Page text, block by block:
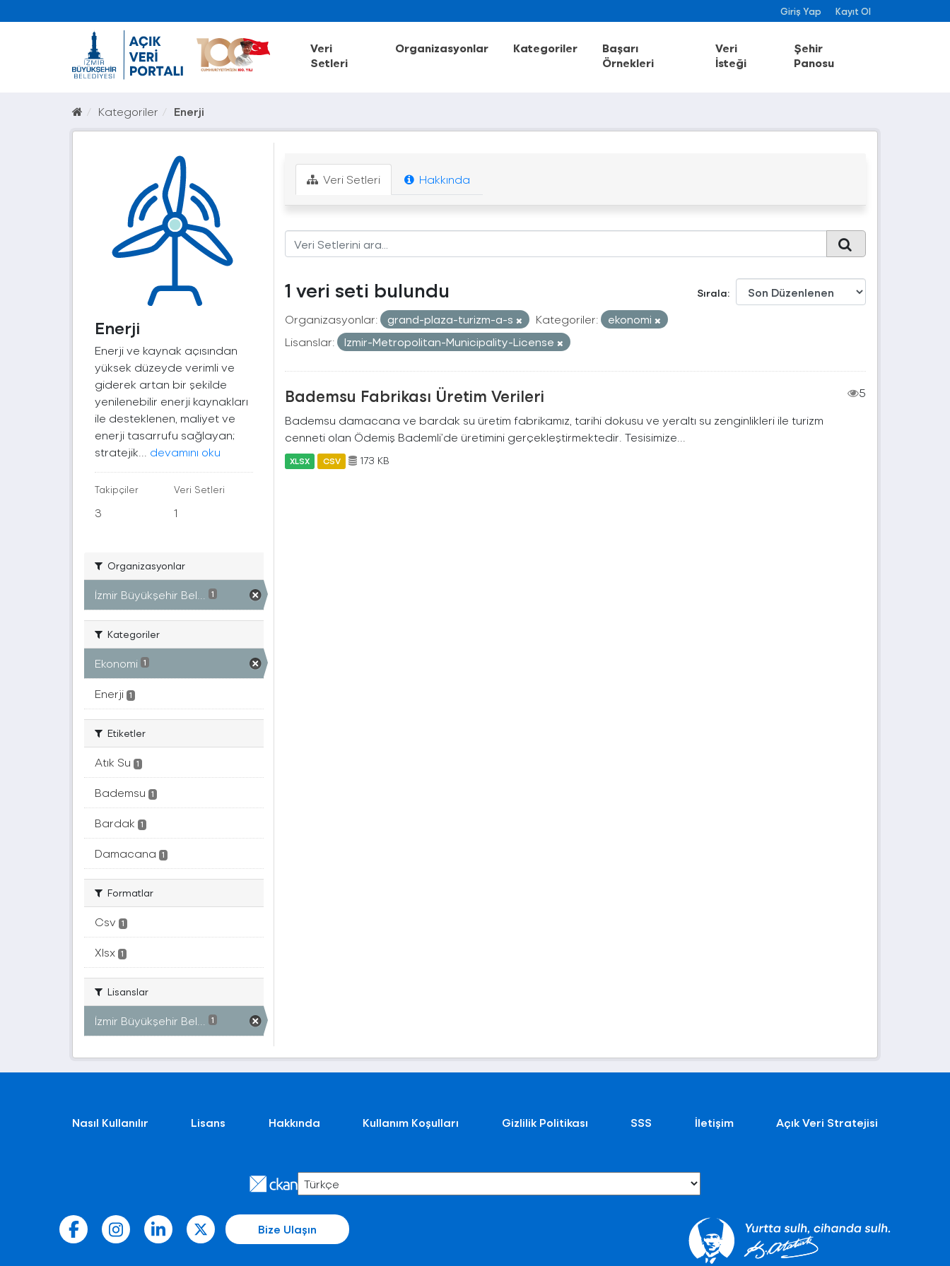
Giriş Yap Kayıt Ol
Veri
Setleri
Organizasyonlar Kategoriler
Başarı
Örnekleri
Veri
İsteği
Şehir
Panosu
Kategoriler Enerji
Enerji
Enerji ve kaynak açısından
yüksek düzeyde verimli ve
giderek artan bir şekilde
yenilenebilir enerji kaynakları
ile desteklenen, maliyet ve
enerji tasarrufu sağlayan;
stratejik... devamını oku
Takipçiler
3
Veri Setleri
1
Organizasyonlar
İzmir Büyükşehir Bel... 1
Kategoriler
Ekonomi 1
Enerji 1
Etiketler
Atık Su 1
Bademsu 1
Bardak 1
Damacana 1
Formatlar
Csv 1
Xlsx 1
Lisanslar
İzmir Büyükşehir Bel... 1
Veri Setleri Hakkında
Sırala
1 veri seti bulundu
Organizasyonlar: grand-plaza-turizm-a-s Kategoriler:
ekonomi
Lisanslar:
Izmir-Metropolitan-Municipality-License
Bademsu Fabrikası Üretim Verileri
5
Bademsu damacana ve bardak su üretim fabrikamız, tarihi dokusu ve yeraltı su zenginlikleri ile turizm
cenneti olan Ödemiş Bademli’de üretimini gerçekleştirmektedir. Tesisimize...
XLSX CSV 173 KB
Nasıl Kullanılır Lisans Hakkında Kullanım Koşulları Gizlilik Politikası SSS İletişim Açık Veri Stratejisi
Bize Ulaşın